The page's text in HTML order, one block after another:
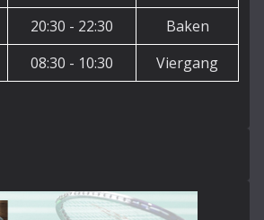
20:30 - 22:30
Baken
08:30 - 10:30 Viergang